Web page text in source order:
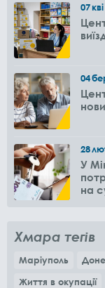
07кві
04
28
У
на
Хмара тегів
Маріуполь
Життя в окупації